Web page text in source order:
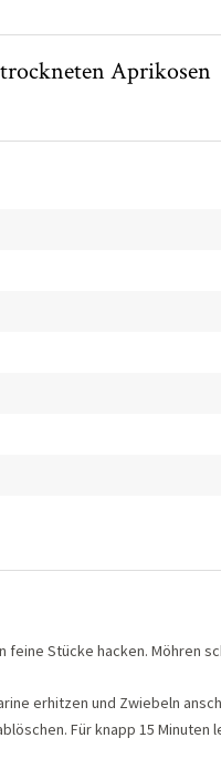
Aprikosen
feine Stücke hacken. Möhren
erhitzen und Zwiebeln
Für knapp 15 Minuten